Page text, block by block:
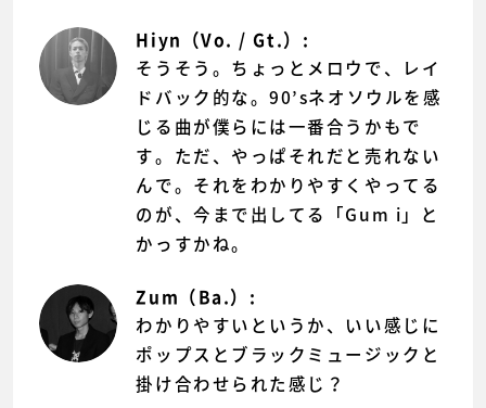
Hiyn（Vo. / Gt.）:
そうそう。ちょっとメロウで、レイ
ドバック的な。90’sネオソウルを感
じる曲が僕らには一番合うかもで
す。ただ、やっぱそれだと売れない
んで。それをわかりやすくやってる
のが、今まで出してる「Gum i」と
かっすかね。
Zum（Ba.）:
わかりやすいというか、いい感じに
ポップスとブラックミュージックと
掛け合わせられた感じ？